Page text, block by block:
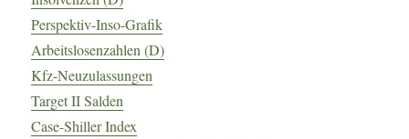
Perspektiv-Inso-Grafik
Arbeitslosenzahlen (D)
Kfz-Neuzulassungen
Target II Salden
Case-Shiller Index